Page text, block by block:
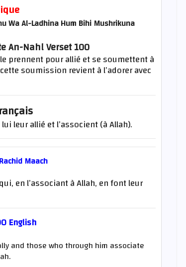
Wa Al-Ladhina Hum Bihi Mushrikuna
An-Nahl Verset 100
prennent pour allié et se soumettent à
soumission revient à l’adorer avec
leur allié et l’associent (à Allah).
Maach
en l’associant à Allah, en font leur
English
and those who through him associate